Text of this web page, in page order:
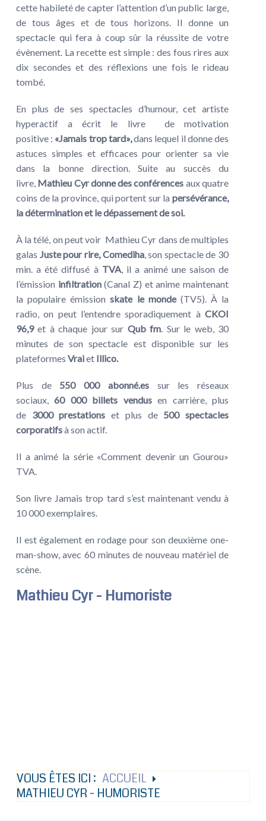
cette habileté de capter l’attention d’un public large,
de tous âges et de tous horizons. Il donne un
spectacle qui fera à coup sûr la réussite de votre
évènement. La recette est simple : des fous rires aux
dix secondes et des réflexions une fois le rideau
tombé.
En plus de ses spectacles d’humour, cet artiste
hyperactif a écrit le livre de motivation
positive : «Jamais trop tard»,dans lequel il donne des
astuces simples et efficaces pour orienter sa vie
dans la bonne direction. Suite au succès du
livre, Mathieu Cyr donne des conférences aux quatre
coins de la province, qui portent sur lapersévérance,
la détermination et le dépassement de soi.
À la télé, on peut voir Mathieu Cyr dans de multiples
galas Juste pour rire, Comediha, son spectacle de 30
min. a été diffusé à TVA, il a animé une saison de
l’émission infiltration(Canal Z) et anime maintenant
la populaire émissionskate le monde (TV5). À la
radio, on peut l’entendre sporadiquement àCKOI
96,9et à chaque jour sur Qub fm. Sur le web, 30
minutes de son spectacle est disponible sur les
plateformes VraietIllico.
Plus de 550 000 abonné.essur les réseaux
sociaux,60 000 billets vendus en carrière, plus
de 3000 prestations et plus de 500 spectacles
corporatifsà son actif.
Il a animé la série «Comment devenir un Gourou»
TVA.
Son livre Jamais trop tard s’est maintenant vendu à
10 000 exemplaires.
Il est également en rodage pour son deuxième one-
man-show, avec 60 minutes de nouveau matériel de
scène.
Mathieu Cyr - Humoriste
VOUS ÊTES ICI : ACCUEIL
MATHIEU CYR - HUMORISTE